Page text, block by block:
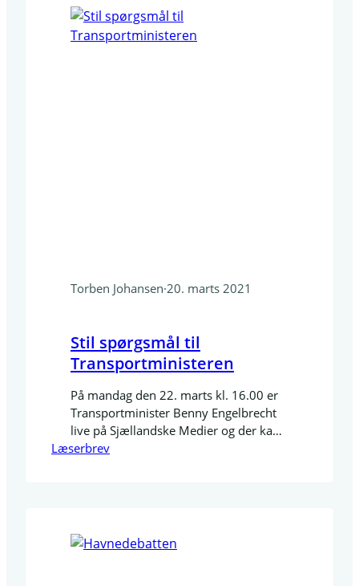
rapporter…
Torben Johansen·20. marts 2021
Stil spørgsmål til
Transportministeren
På mandag den 22. marts kl. 16.00 er
Transportminister Benny Engelbrecht
live på Sjællandske Medier og der kan
sendes spørgsmål ind inden mødet på:
spørgsmål som er indsendt er: Flere
virksomheder overvejer fraflytning fra
Læserbrev